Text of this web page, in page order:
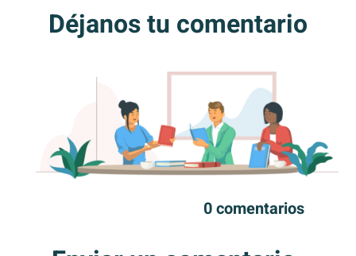
Déjanos tu comentario
0 comentarios